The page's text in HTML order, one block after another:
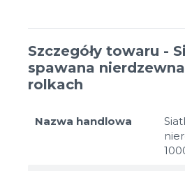
Szczegóły towaru -
spawana
rolkach
Nazwa handlowa